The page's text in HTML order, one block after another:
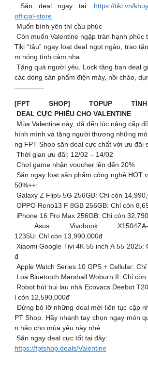
Săn deal ngay tại: https://tiki.vn/
official-store
Muốn bình yên thì cầu phúc
Còn muốn Valentine ngập tràn hạnh phúc
Tiki “tậu” ngay loạt deal ngọt ngào, trao
m nóng tình cảm nha
Tặng quà người yêu, Lock tặng bạn deal
các dòng sản phẩm điện máy, nồi chảo,
————-
[FPT SHOP] TOPUP
DEAL CỰC PHIÊU CHO VALENTINE
Mùa Valentine này, đã đến lúc nâng cấp
hính mình và tặng người thương những
ng FPT Shop săn deal cực chất với ưu đãi
Thời gian ưu đãi: 12/02 – 14/02
Chơi game nhận voucher lên đến 20%
Săn ngay loạt sản phẩm công nghệ HOT
50%++:
Galaxy Z Flip5 5G 256GB: Chỉ còn
OPPO Reno13 F 8GB 256GB: Chỉ còn
iPhone 16 Pro Max 256GB: Chỉ còn
Asus Vivobook X1504ZA-
1235U: Chỉ còn 13,990,000đ
Xiaomi Google Tivi 4K 55 inch A 55 2025:
đ
Apple Watch Series 10 GPS + Cellular:
Loa Bluetooth Marshall Woburn II: Chỉ
Robot hút bụi lau nhà Ecovacs Deebot
ỉ còn 12,590,000đ
Đừng bỏ lỡ những deal mới liên tục cập
PT Shop. Hãy nhanh tay chọn ngay món
n hảo cho mùa yêu này nhé
Săn ngay deal cực tốt tại đây:
https://fptshop.deals/Valentine